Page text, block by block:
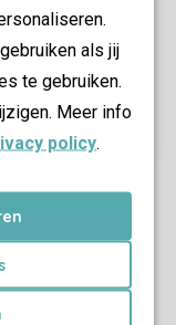
als jij
te gebruiken.
Meer info
policy.